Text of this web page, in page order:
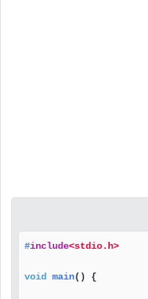
#include<stdio.h>
void main() {